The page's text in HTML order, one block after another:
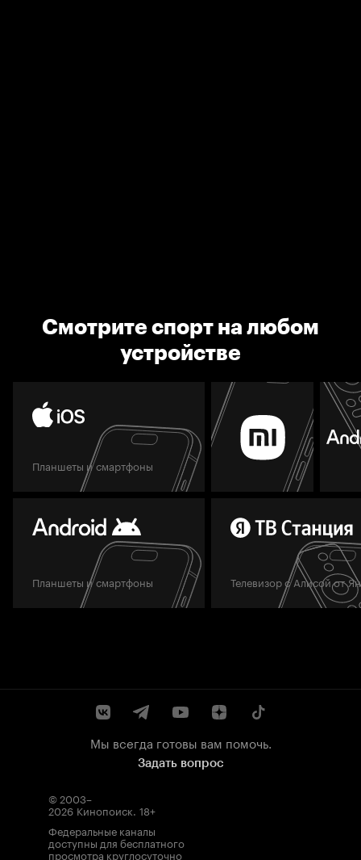
Смотрите спорт на любом
устройстве
Планшеты и смартфоны
Планшеты и смартфоны Телевизор с Алисой от
Мы всегда готовы вам помочь.
Задать вопрос
© 2003–
2026 Кинопоиск. 18+
Федеральные каналы
доступны для бесплатного
просмотра круглосуточно